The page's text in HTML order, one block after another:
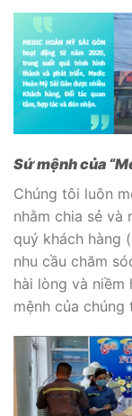
Sứ mệnh của
Chúng tôi luôn
nhằm chia sẻ và
quý khách hàng
nhu cầu chăm
hài lòng và niềm
mệnh của chúng